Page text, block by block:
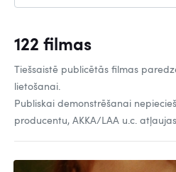
122 filmas
Tiešsaistē publicētās filmas
lietošanai.
Publiskai demonstrēšanai
producentu, AKKA/LAA u.c.